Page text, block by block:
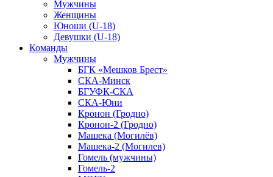
Мужчины
Женщины
Юноши (U-18)
Девушки (U-18)
Команды
Мужчины
БГК «Мешков Брест»
СКА-Минск
БГУФК-СКА
СКА-Юни
Кронон (Гродно)
Кронон-2 (Гродно)
Машека (Могилёв)
Машека-2 (Могилев)
Гомель (мужчины)
Гомель-2